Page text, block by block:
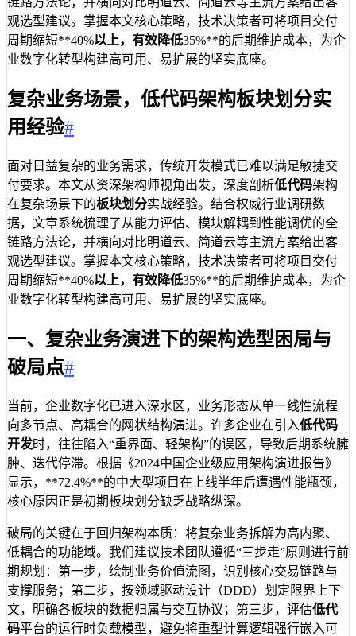
观选型建议。掌握本文核心策略，技术决策者可将项目交付
周期缩短**40%以上，有效降低35%**的后期维护成本，为企
业数字化转型构建高可用、易扩展的坚实底座。
复杂业务场景，低代码架构板块划分实
用经验#
面对日益复杂的业务需求，传统开发模式已难以满足敏捷交
付要求。本文从资深架构师视角出发，深度剖析低代码架构
在复杂场景下的板块划分实战经验。结合权威行业调研数
据，文章系统梳理了从能力评估、模块解耦到性能调优的全
链路方法论，并横向对比明道云、简道云等主流方案给出客
观选型建议。掌握本文核心策略，技术决策者可将项目交付
周期缩短**40%以上，有效降低35%**的后期维护成本，为企
业数字化转型构建高可用、易扩展的坚实底座。
一、复杂业务演进下的架构选型困局与
破局点#
当前，企业数字化已进入深水区，业务形态从单一线性流程
向多节点、高耦合的网状结构演进。许多企业在引入低代码
开发时，往往陷入“重界面、轻架构”的误区，导致后期系统臃
肿、迭代停滞。根据《2024中国企业级应用架构演进报告》
显示，**72.4%**的中大型项目在上线半年后遭遇性能瓶颈，
核心原因正是初期板块划分缺乏战略纵深。
破局的关键在于回归架构本质：将复杂业务拆解为高内聚、
低耦合的功能域。我们建议技术团队遵循“三步走”原则进行前
期规划：第一步，绘制业务价值流图，识别核心交易链路与
支撑服务；第二步，按领域驱动设计（DDD）划定限界上下
文，明确各板块的数据归属与交互协议；第三步，评估低代
码平台的运行时负载模型，避免将重型计算逻辑强行嵌入可